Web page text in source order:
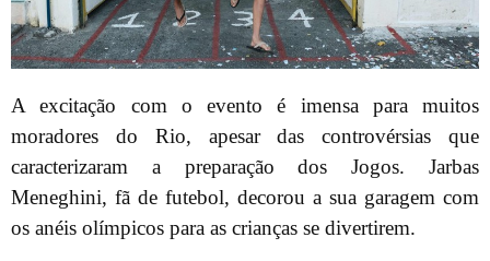
A excitação com o evento é imensa para muitos
moradores do Rio, apesar das controvérsias que
caracterizaram a preparação dos Jogos. Jarbas
Meneghini, fã de futebol, decorou a sua garagem com
os anéis olímpicos para as crianças se divertirem.